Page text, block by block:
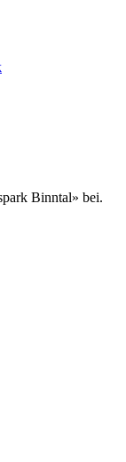
Binntal» bei.